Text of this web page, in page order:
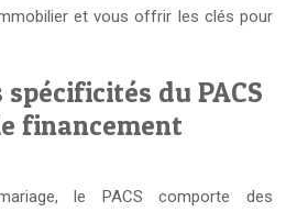
et vous offrir les clés pour
du PACS
financement
le PACS comporte des